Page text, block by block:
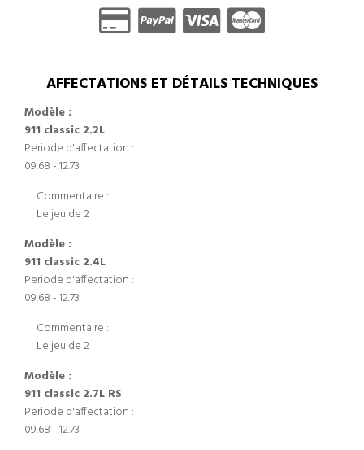
AFFECTATIONS ET DÉTAILS TECHNIQUES
Modèle :
911 classic 2.2L
Periode d'affectation :
09.68 - 12.73
Commentaire :
Le jeu de 2
Modèle :
911 classic 2.4L
Periode d'affectation :
09.68 - 12.73
Commentaire :
Le jeu de 2
Modèle :
911 classic 2.7L RS
Periode d'affectation :
09.68 - 12.73